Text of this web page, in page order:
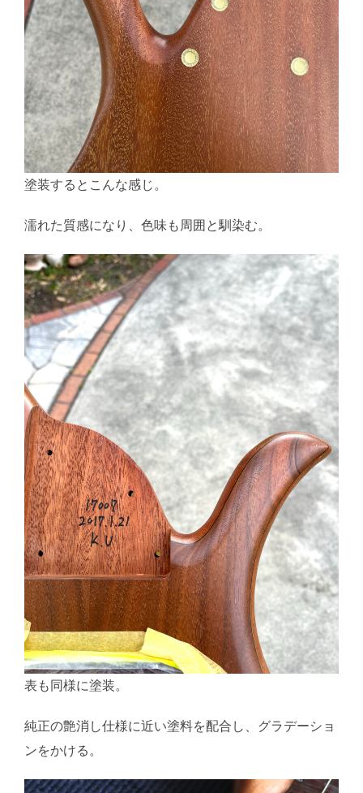
塗装するとこんな感じ。
濡れた質感になり、色味も周囲と馴染む。
表も同様に塗装。
純正の艶消し仕様に近い塗料を配合し、グラデーショ
ンをかける。